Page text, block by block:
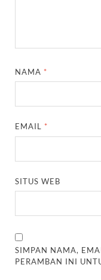
NAMA *
EMAIL *
SITUS WEB
SIMPAN NAMA,
PERAMBAN INI